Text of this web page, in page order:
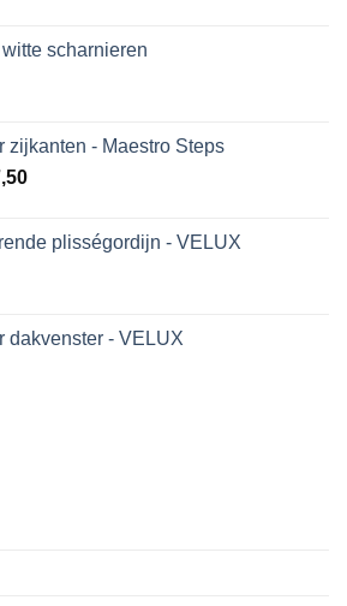
scharnieren
zijkanten - Maestro Steps
plisségordijn - VELUX
dakvenster - VELUX